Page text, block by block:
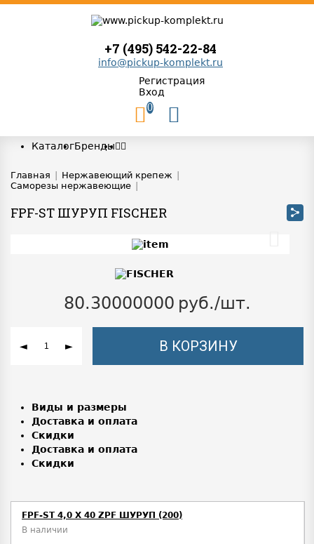
+7 (495) 542-22-84
info@pickup-komplekt.ru
Регистрация
Вход
0
КаталогБренды
Главная Нержавеющий крепеж
Саморезы нержавеющие
FPF-ST ШУРУП FISCHER
80.30000000 руб./шт.
◄ ► В КОРЗИНУ
Виды и размеры
Доставка и оплата
Скидки
Доставка и оплата
Скидки
FPF-ST 4,0 X 40 ZPF ШУРУП (200)
В наличии